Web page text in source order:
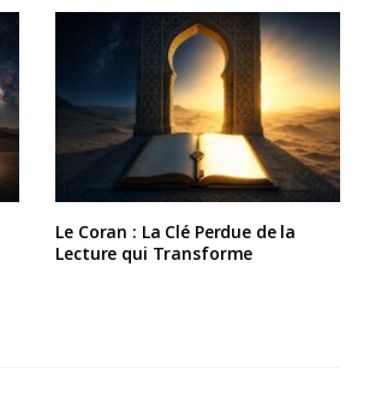
Le Coran : La Clé Perdue de la
Lecture qui Transforme